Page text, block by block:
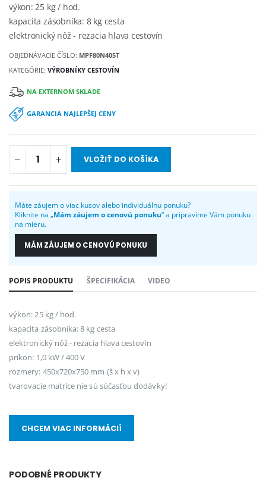
výkon: 25 kg / hod.
kapacita zásobníka: 8 kg cesta
elektronický nôž - rezacia hlava cestovín
OBJEDNÁVACIE ČÍSLO: MPF80N405T
KATEGÓRIE:VÝROBNÍKY CESTOVÍN
NA EXTERNOM SKLADE
GARANCIA NAJLEPŠEJ CENY
VLOŽIŤ DO KOŠÍKA
Máte záujem o viac kusov alebo individuálnu ponuku?
Kliknite na „Mám záujem o cenovú ponuku“ a pripravíme Vám ponuku
na mieru.
MÁM ZÁUJEM O CENOVÚ PONUKU
POPIS PRODUKTU ŠPECIFIKÁCIA VIDEO
výkon: 25 kg / hod.
kapacita zásobníka: 8 kg cesta
elektronický nôž - rezacia hlava cestovín
príkon: 1,0 kW / 400 V
rozmery: 450x720x750 mm (š x h x v)
tvarovacie matrice nie sú súčasťou dodávky!
CHCEM VIAC INFORMÁCIÍ
PODOBNÉ PRODUKTY